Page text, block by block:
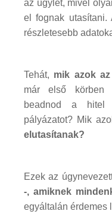
az ügylet, mivel
el fognak
részletesebb
Tehát, mik azok
már első körben
beadnod a hitel
pályázatot? Mik
elutasítanak?
Ezek az
-, amiknek
egyáltalán érdemes